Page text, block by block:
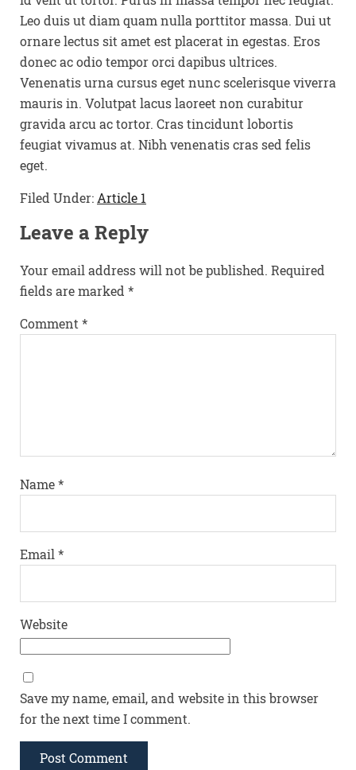
Leo duis ut diam quam nulla porttitor massa. Dui ut
ornare lectus sit amet est placerat in egestas. Eros
donec ac odio tempor orci dapibus ultrices.
Venenatis urna cursus eget nunc scelerisque viverra
mauris in. Volutpat lacus laoreet non curabitur
gravida arcu ac tortor. Cras tincidunt lobortis
feugiat vivamus at. Nibh venenatis cras sed felis
eget.
Filed Under: Article 1
Leave a Reply
Your email address will not be published. Required
fields are marked *
Comment *
Name*
Email *
Website
Save my name, email, and website in this browser
for the next time I comment.